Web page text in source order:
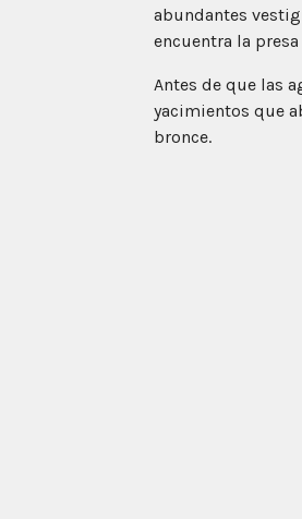
abundantes
encuentra la
Antes de que las
yacimientos que
bronce.